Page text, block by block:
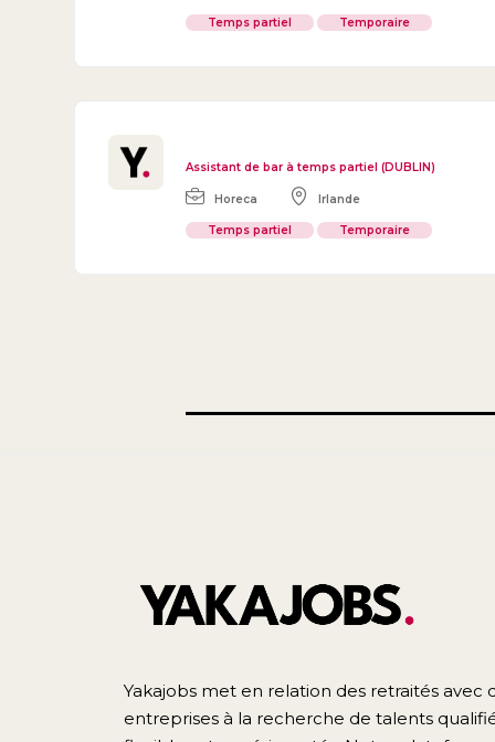
Temps partiel Temporaire
Assistant de bar à temps partiel (DUBLIN)
Horeca Irlande
Temps partiel Temporaire
Yakajobs met en relation des retraités avec
entreprises à la recherche de talents